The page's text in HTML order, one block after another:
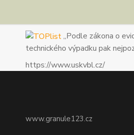
„Podle zákona o
technického výpadku pak
https://www.uskvbl.cz/
www.granule123.cz